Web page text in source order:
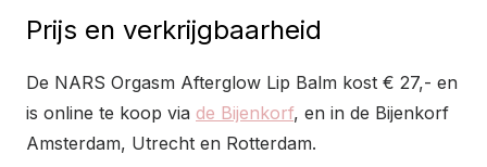
Prijs en verkrijgbaarheid
De NARS Orgasm Afterglow Lip Balm kost € 27,- en
is online te koop via de Bijenkorf, en in de Bijenkorf
Amsterdam, Utrecht en Rotterdam.